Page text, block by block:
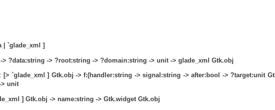
| `glade_xml ]
> ?data:string -> ?root:string -> ?domain:string -> unit -> glade_xml Gtk.obj
: [> `glade_xml ] Gtk.obj -> f:(handler:string -> signal:string -> after:bool -> ?target:unit
unit
] Gtk.obj -> name:string -> Gtk.widget Gtk.obj